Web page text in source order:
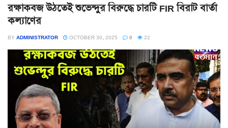
রক্ষাকবজ উঠতেই শুভেন্দুর বিরুদ্ধে চারটি FIR বিরাট বার্তা
কল্যাণের
BY ADMINISTRATOR OCTOBER 30, 2025 0 22